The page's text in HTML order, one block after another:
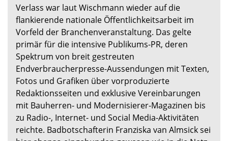
Verlass war laut Wischmann wieder auf die
flankierende nationale Öffentlichkeitsarbeit im
Vorfeld der Branchenveranstaltung. Das gelte
primär für die intensive Publikums-PR, deren
Spektrum von breit gestreuten
Endverbraucherpresse-Aussendungen mit Texten,
Fotos und Grafiken über vorproduzierte
Redaktionsseiten und exklusive Vereinbarungen
mit Bauherren- und Modernisierer-Magazinen bis
zu Radio-, Internet- und Social Media-Aktivitäten
reichte. Badbotschafterin Franziska van Almsick sei